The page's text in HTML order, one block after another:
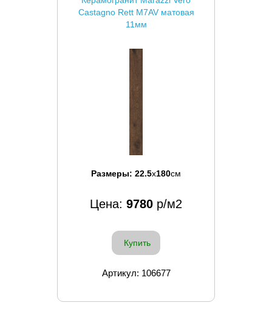
Castagno Rett M7AV матовая
11мм
Размеры: 22.5x180см
Цена: 9780 р/м2
Купить
Артикул: 106677